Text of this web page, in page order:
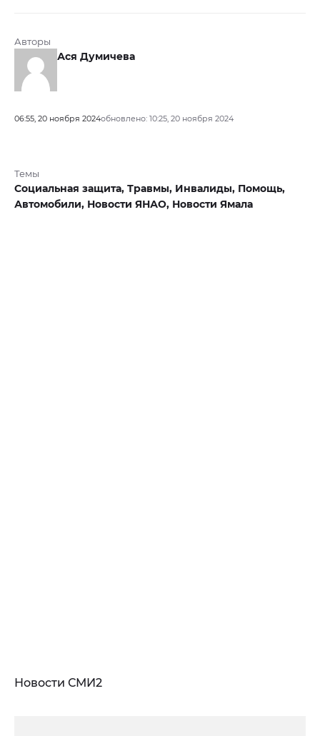
Авторы
Ася Думичева
06:55, 20 ноября 2024обновлено: 10:25, 20 ноября 2024
Темы
Социальная защита, Травмы, Инвалиды, Помощь,
Автомобили, Новости ЯНАО, Новости Ямала
Новости СМИ2